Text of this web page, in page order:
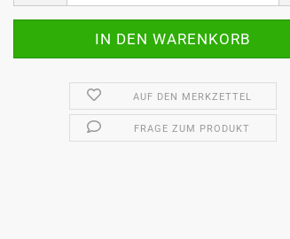
AUF DEN MERKZETTEL
FRAGE ZUM PRODUKT